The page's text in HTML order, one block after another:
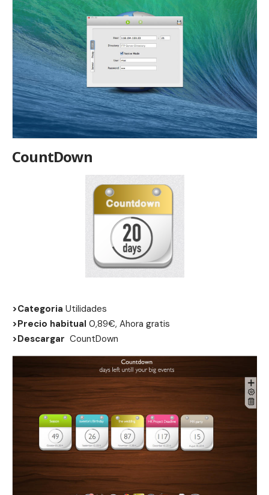
CountDown
>Categoria Utilidades
>Precio habitual 0,89€, Ahora gratis
>Descargar CountDown